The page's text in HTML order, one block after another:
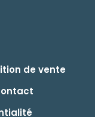
de vente